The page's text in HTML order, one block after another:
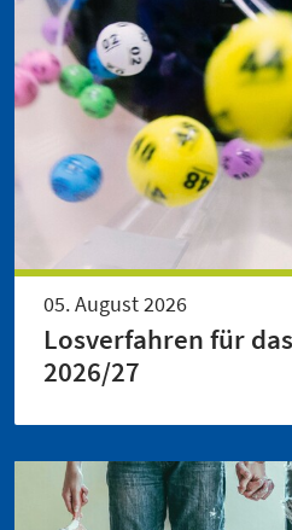
05. August 2026
Losverfahren für
2026/27